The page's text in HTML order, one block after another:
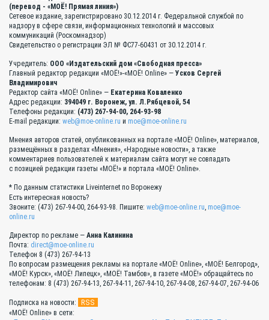
(перевод - «МОЁ! Прямая линия»)
Сетевое издание, зарегистрировано 30.12.2014 г. Федеральной службой по
надзору в сфере связи, информационных технологий и массовых
коммуникаций (Роскомнадзор)
Свидетельство о регистрации ЭЛ № ФС77-60431 от 30.12.2014 г.
Учредитель: ООО «Издательский дом «Свободная пресса»
Главный редактор редакции «МОЁ!»-«МОЁ! Online» — Усков Сергей
Владимирович
Редактор сайта «МОЁ! Online» — Екатерина Коваленко
Адрес редакции: 394049 г. Воронеж, ул. Л.Рябцевой, 54
Телефоны редакции: (473) 267-94-00, 264-93-98
E-mail редакции: web@moe-online.ru и moe@moe-online.ru
Мнения авторов статей, опубликованных на портале «МОЁ! Online», материалов,
размещённых в разделах «Мнения», «Народные новости», а также
комментариев пользователей к материалам сайта могут не совпадать
с позицией редакции газеты «МОЁ!» и портала «МОЁ! Online».
* По данным статистики Liveinternet по Воронежу
Есть интересная новость?
Звоните: (473) 267-94-00, 264-93-98. Пишите: web@moe-online.ru, moe@moe-
online.ru
Директор по рекламе — Анна Калинина
Почта: direct@moe-online.ru
Телефон 8 (473) 267-94-13
По вопросам размещения рекламы на портале «МОЁ! Online», «МОЁ! Белгород»,
«МОЁ! Курск», «МОЁ! Липецк», «МОЁ! Тамбов», в газете «МОЁ!» обращайтесь по
телефонам: 8 (473) 267-94-13, 267-94-11, 267-94-10, 267-94-08, 267-94-07, 267-94-06
Подписка на новости: RSS
«МОЁ! Online» в сети: